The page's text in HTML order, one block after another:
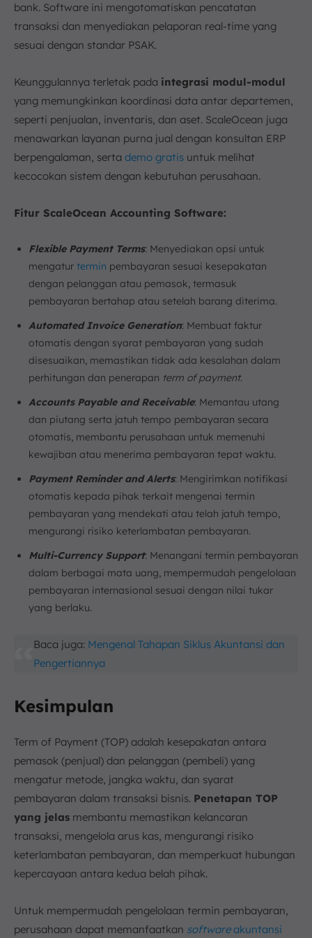
bank. Software ini mengotomatiskan pencatatan
transaksi dan menyediakan pelaporan real-time yang
sesuai dengan standar PSAK.
Keunggulannya terletak pada integrasi modul-modul
yang memungkinkan koordinasi data antar departemen,
seperti penjualan, inventaris, dan aset. ScaleOcean juga
menawarkan layanan purna jual dengan konsultan ERP
berpengalaman, serta demo gratis untuk melihat
kecocokan sistem dengan kebutuhan perusahaan.
Fitur ScaleOcean Accounting Software:
Flexible Payment Terms: Menyediakan opsi untuk
mengatur termin pembayaran sesuai kesepakatan
dengan pelanggan atau pemasok, termasuk
pembayaran bertahap atau setelah barang diterima.
Automated Invoice Generation: Membuat faktur
otomatis dengan syarat pembayaran yang sudah
disesuaikan, memastikan tidak ada kesalahan dalam
perhitungan dan penerapan term of payment.
Accounts Payable and Receivable: Memantau utang
dan piutang serta jatuh tempo pembayaran secara
otomatis, membantu perusahaan untuk memenuhi
kewajiban atau menerima pembayaran tepat waktu.
Payment Reminder and Alerts: Mengirimkan notifikasi
otomatis kepada pihak terkait mengenai termin
pembayaran yang mendekati atau telah jatuh tempo,
mengurangi risiko keterlambatan pembayaran.
Multi-Currency Support: Menangani termin pembayaran
dalam berbagai mata uang, mempermudah pengelolaan
pembayaran internasional sesuai dengan nilai tukar
yang berlaku.
Baca juga: Mengenal Tahapan Siklus Akuntansi dan
Pengertiannya
Kesimpulan
Term of Payment (TOP) adalah kesepakatan antara
pemasok (penjual) dan pelanggan (pembeli) yang
mengatur metode, jangka waktu, dan syarat
pembayaran dalam transaksi bisnis. Penetapan TOP
yang jelas membantu memastikan kelancaran
transaksi, mengelola arus kas, mengurangi risiko
keterlambatan pembayaran, dan memperkuat hubungan
kepercayaan antara kedua belah pihak.
Untuk mempermudah pengelolaan termin pembayaran,
perusahaan dapat memanfaatkan softwareakuntansi